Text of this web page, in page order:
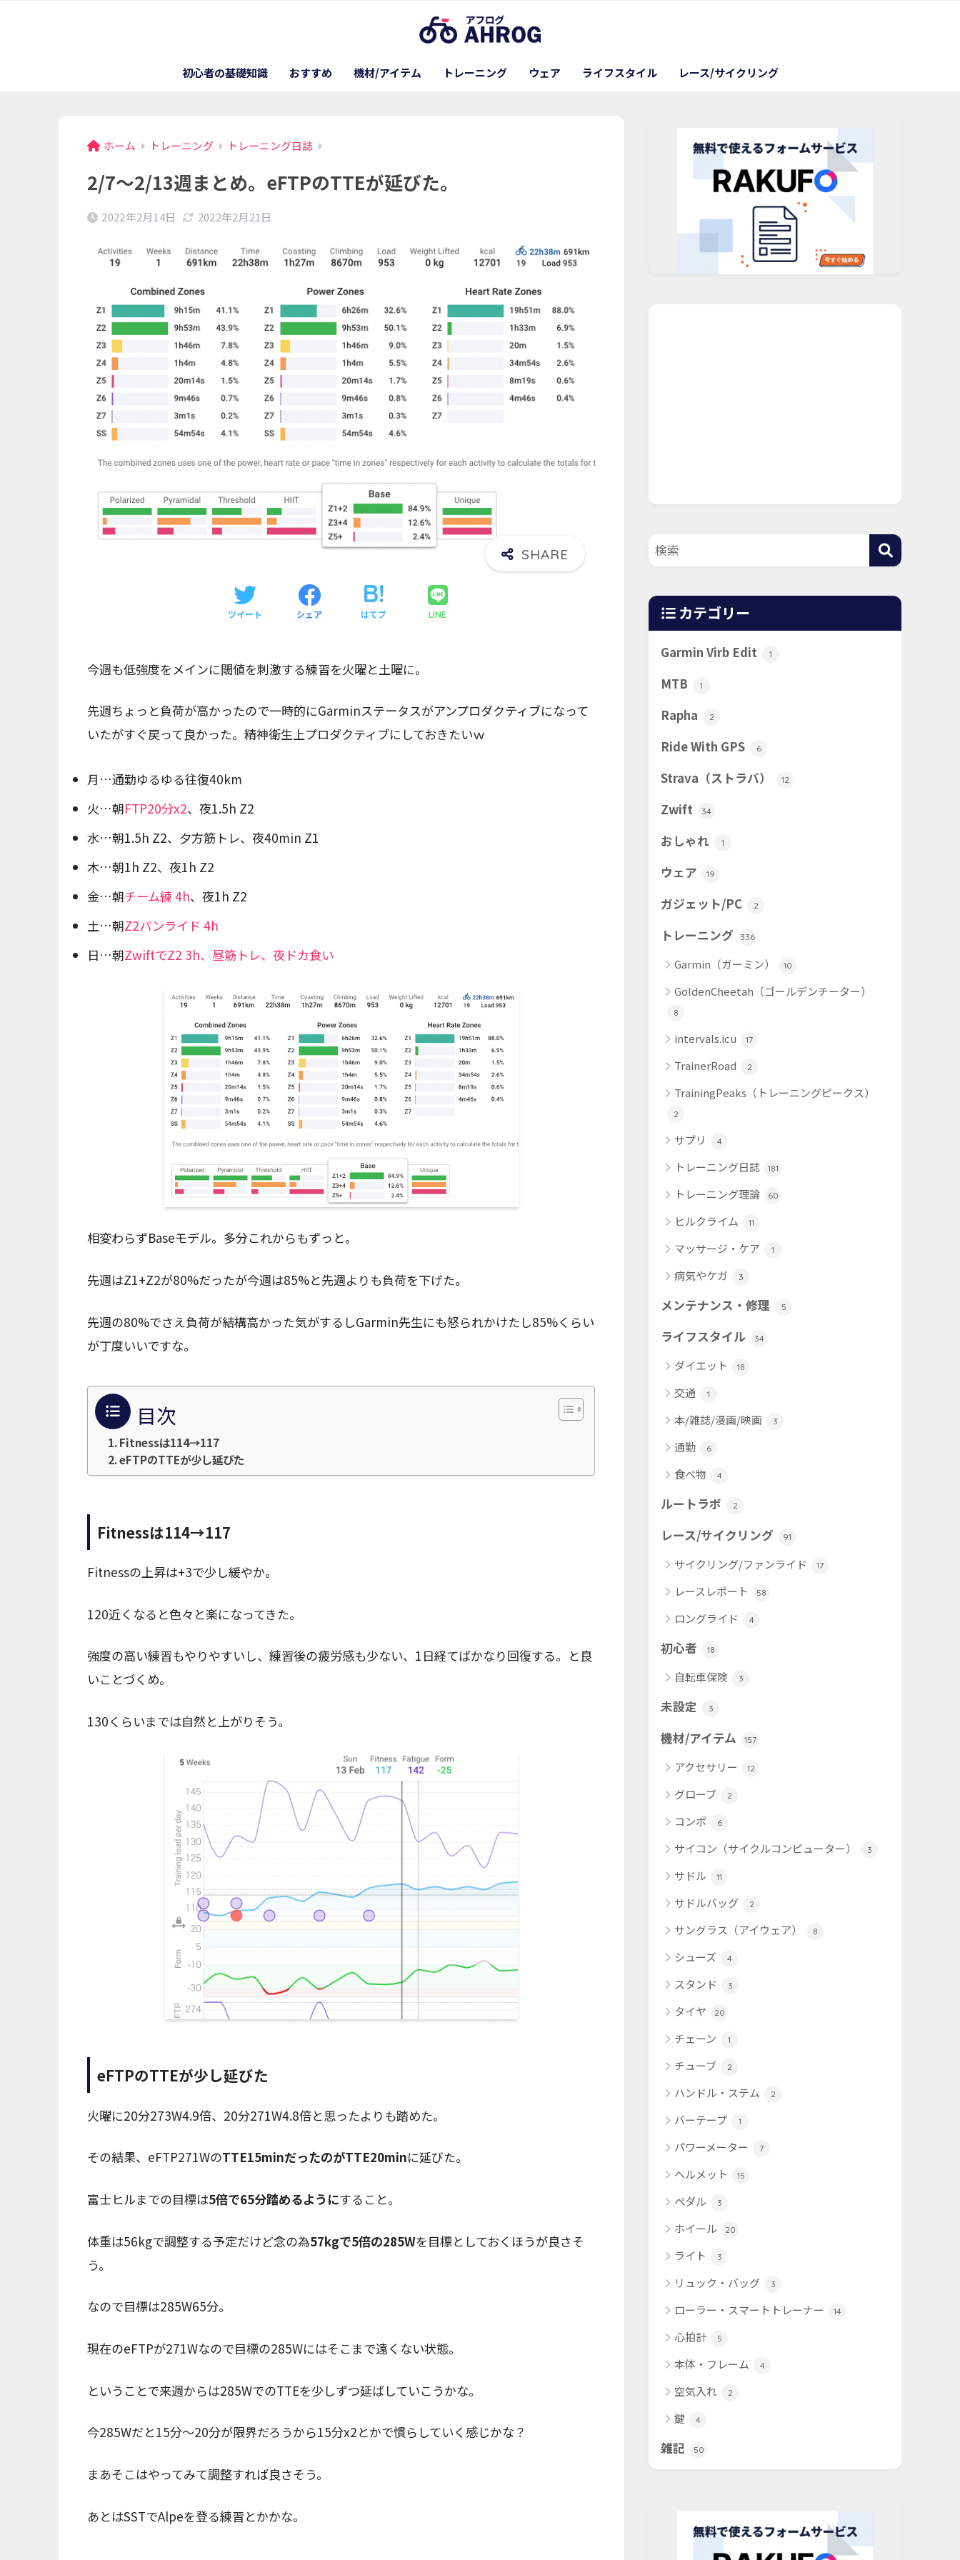
初心者の基礎知識 おすすめ 機材/アイテム トレーニング ウェア ライフスタイル レース/サイクリング
ホーム トレーニング トレーニング日誌
2/7〜2/13週まとめ。eFTPのTTEが延びた。
2022年2月14日 2022年2月21日
ツイート シェア はてブ LINE
今週も低強度をメインに閾値を刺激する練習を火曜と土曜に。
先週ちょっと負荷が高かったので一時的にGarminステータスがアンプロダクティブになって
いたがすぐ戻って良かった。精神衛生上プロダクティブにしておきたいｗ
月…通勤ゆるゆる往復40km
火…朝FTP20分x2、夜1.5h Z2
水…朝1.5h Z2、夕方筋トレ、夜40min Z1
木…朝1h Z2、夜1h Z2
金…朝チーム練 4h、夜1h Z2
土…朝Z2パンライド 4h
日…朝ZwiftでZ2 3h、昼筋トレ、夜ドカ食い
相変わらずBaseモデル。多分これからもずっと。
先週はZ1+Z2が80%だったが今週は85%と先週よりも負荷を下げた。
先週の80%でさえ負荷が結構高かった気がするしGarmin先生にも怒られかけたし85%くらい
が丁度いいですな。
目次
Fitnessは114→117
eFTPのTTEが少し延びた
Fitnessは114→117
Fitnessの上昇は+3で少し緩やか。
120近くなると色々と楽になってきた。
強度の高い練習もやりやすいし、練習後の疲労感も少ない、1日経てばかなり回復する。と良
いことづくめ。
130くらいまでは自然と上がりそう。
eFTPのTTEが少し延びた
火曜に20分273W4.9倍、20分271W4.8倍と思ったよりも踏めた。
その結果、eFTP271WのTTE15minだったのがTTE20minに延びた。
富士ヒルまでの目標は5倍で65分踏めるようにすること。
体重は56kgで調整する予定だけど念の為57kgで5倍の285Wを目標としておくほうが良さそ
う。
なので目標は285W65分。
現在のeFTPが271Wなので目標の285Wにはそこまで遠くない状態。
ということで来週からは285WでのTTEを少しずつ延ばしていこうかな。
今285Wだと15分〜20分が限界だろうから15分x2とかで慣らしていく感じかな？
まあそこはやってみて調整すれば良さそう。
あとはSSTでAlpeを登る練習とかかな。
カテゴリー
Garmin Virb Edit 1
MTB 1
Rapha 2
Ride With GPS 6
Strava（ストラバ） 12
Zwift 34
おしゃれ 1
ウェア 19
ガジェット/PC 2
トレーニング 336
Garmin（ガーミン） 10
GoldenCheetah（ゴールデンチーター）
8
intervals.icu 17
TrainerRoad 2
TrainingPeaks（トレーニングピークス）
2
サプリ 4
トレーニング日誌 181
トレーニング理論 60
ヒルクライム 11
マッサージ・ケア 1
病気やケガ 3
メンテナンス・修理 5
ライフスタイル 34
ダイエット 18
交通 1
本/雑誌/漫画/映画 3
通勤 6
食べ物 4
ルートラボ 2
レース/サイクリング 91
サイクリング/ファンライド 17
レースレポート 58
ロングライド 4
初心者 18
自転車保険 3
未設定 3
機材/アイテム 157
アクセサリー 12
グローブ 2
コンポ 6
サイコン（サイクルコンピューター） 3
サドル 11
サドルバッグ 2
サングラス（アイウェア） 8
シューズ 4
スタンド 3
タイヤ 20
チェーン 1
チューブ 2
ハンドル・ステム 2
バーテープ 1
パワーメーター 7
ヘルメット 15
ペダル 3
ホイール 20
ライト 3
リュック・バッグ 3
ローラー・スマートトレーナー 14
心拍計 5
本体・フレーム 4
空気入れ 2
鍵 4
雑記 50